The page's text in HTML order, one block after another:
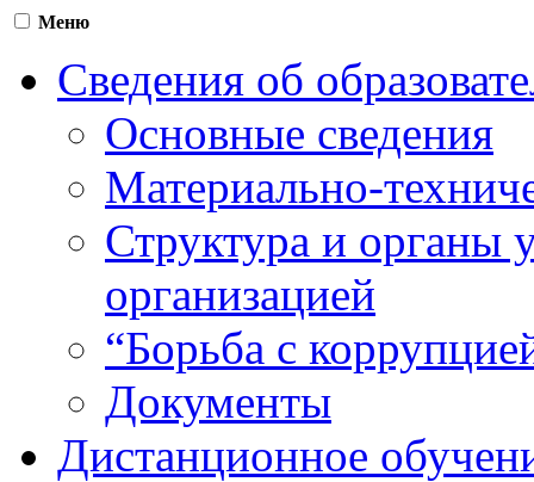
Меню
Сведения об
Основные сведения
Материально-
Структура и органы
организацией
“Борьба с
Документы
Дистанционное